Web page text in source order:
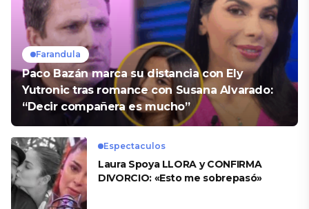
Farandula
Paco Bazán marca su distancia con Ely
Yutronic tras romance con Susana Alvarado:
“Decir compañera es mucho”
Espectaculos
Laura Spoya LLORA y CONFIRMA
DIVORCIO: «Esto me sobrepasó»